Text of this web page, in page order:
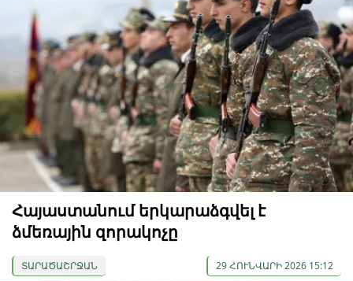
Հայաստանում երկարաձգվել է
ձմեռային զորակոչը
ՏԱՐԱԾԱՇՐՋԱՆ 29 ՀՈՒՆՎԱՐԻ 2026 15:12